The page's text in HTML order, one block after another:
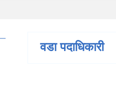
वडा पदाधिकारी